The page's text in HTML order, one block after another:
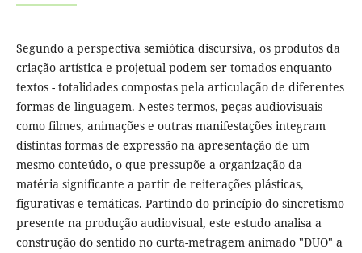
Segundo a perspectiva semiótica discursiva, os produtos da
criação artística e projetual podem ser tomados enquanto
textos - totalidades compostas pela articulação de diferentes
formas de linguagem. Nestes termos, peças audiovisuais
como filmes, animações e outras manifestações integram
distintas formas de expressão na apresentação de um
mesmo conteúdo, o que pressupõe a organização da
matéria significante a partir de reiterações plásticas,
figurativas e temáticas. Partindo do princípio do sincretismo
presente na produção audiovisual, este estudo analisa a
construção do sentido no curta-metragem animado "DUO" a